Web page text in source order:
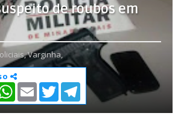
de roubos em
Varginha,
W
h
a
t
E
m
a
i
T
w
i
t
T
l
e